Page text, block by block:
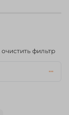
очистить фильтр